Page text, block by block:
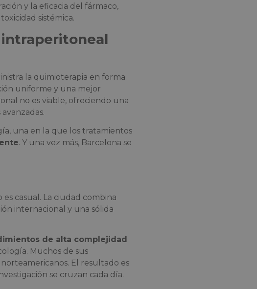
y la eficacia del fármaco,
sistémica.
intraperitoneal
la quimioterapia en forma
uniforme y una mejor
no es viable, ofreciendo una
una en la que los tratamientos
. Y una vez más, Barcelona se
casual. La ciudad combina
internacional y una sólida
de alta complejidad
Muchos de sus
El resultado es
se cruzan cada día.